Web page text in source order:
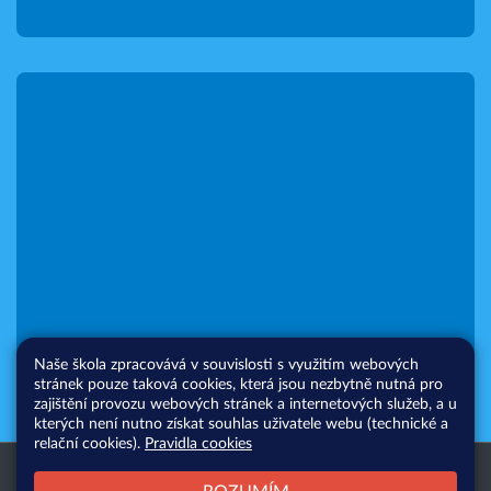
Všechna práva vyhrazena. Copyright Web školy
Naše škola zpracovává v souvislosti s využitím webových
stránek pouze taková cookies, která jsou nezbytně nutná pro
zajištění provozu webových stránek a internetových služeb, a u
kterých není nutno získat souhlas uživatele webu (technické a
relační cookies). Pravidla cookies